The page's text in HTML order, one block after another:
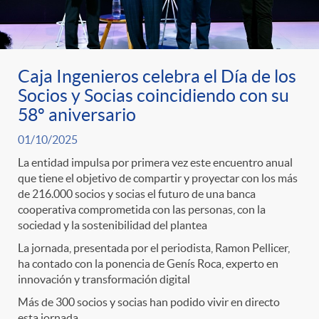
r
a
S
a
l
a
n
p
o
r
c
a
e
n
i
d
o
A
i
c
a
d
o
r
Caja Ingenieros celebra el Día de los
Socios y Socias coincidiendo con su
58º aniversario
01/10/2025
La entidad impulsa por primera vez este encuentro anual
que tiene el objetivo de compartir y proyectar con los más
de 216.000 socios y socias el futuro de una banca
cooperativa comprometida con las personas, con la
sociedad y la sostenibilidad del plantea
La jornada, presentada por el periodista, Ramon Pellicer,
ha contado con la ponencia de Genís Roca, experto en
innovación y transformación digital
Más de 300 socios y socias han podido vivir en directo